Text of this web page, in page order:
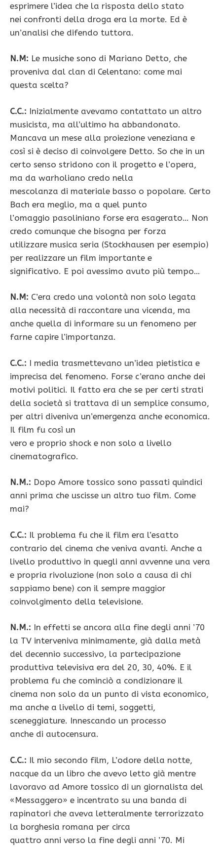
esprimere l’idea che la risposta dello stato
nei confronti della droga era la morte. Ed è
un’analisi che difendo tuttora.
N.M: Le musiche sono di Mariano Detto, che
proveniva dal clan di Celentano: come mai
questa scelta?
C.C.: Inizialmente avevamo contattato un altro
musicista, ma all’ultimo ha abbandonato.
Mancava un mese alla proiezione veneziana e
così si è deciso di coinvolgere Detto. So che in un
certo senso stridono con il progetto e l’opera,
ma da warholiano credo nella
mescolanza di materiale basso o popolare. Certo
Bach era meglio, ma a quel punto
l’omaggio pasoliniano forse era esagerato… Non
credo comunque che bisogna per forza
utilizzare musica seria (Stockhausen per esempio)
per realizzare un film importante e
significativo. E poi avessimo avuto più tempo…
N.M: C’era credo una volontà non solo legata
alla necessità di raccontare una vicenda, ma
anche quella di informare su un fenomeno per
farne capire l’importanza.
C.C.: I media trasmettevano un’idea pietistica e
imprecisa del fenomeno. Forse c’erano anche dei
motivi politici. Il fatto era che se per certi strati
della società si trattava di un semplice consumo,
per altri diveniva un’emergenza anche economica.
Il film fu così un
vero e proprio shock e non solo a livello
cinematografico.
N.M.: Dopo Amore tossico sono passati quindici
anni prima che uscisse un altro tuo film. Come
mai?
C.C.: Il problema fu che il film era l’esatto
contrario del cinema che veniva avanti. Anche a
livello produttivo in quegli anni avvenne una vera
e propria rivoluzione (non solo a causa di chi
sappiamo bene) con il sempre maggior
coinvolgimento della televisione.
N.M.: In effetti se ancora alla fine degli anni ’70
la TV interveniva minimamente, già dalla metà
del decennio successivo, la partecipazione
produttiva televisiva era del 20, 30, 40%. E il
problema fu che cominciò a condizionare il
cinema non solo da un punto di vista economico,
ma anche a livello di temi, soggetti,
sceneggiature. Innescando un processo
anche di autocensura.
C.C.: Il mio secondo film, L’odore della notte,
nacque da un libro che avevo letto già mentre
lavoravo ad Amore tossico di un giornalista del
«Messaggero» e incentrato su una banda di
rapinatori che aveva letteralmente terrorizzato
la borghesia romana per circa
quattro anni verso la fine degli anni ’70. Mi